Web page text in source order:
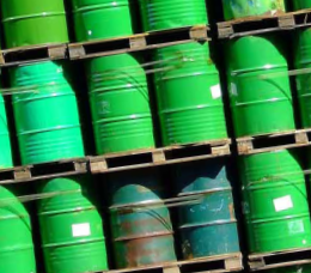
Missions et méthodes
Valeurs
Équipes et
fonctionnement
Le réseau dans le monde
Nos alliés
Je soutiens les Amis de la
Terre